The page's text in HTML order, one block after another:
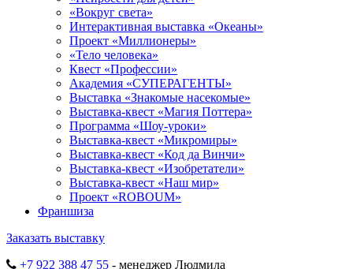
«Вокруг света»
Интерактивная выставка «Океаны»
Проект «Миллионеры»
«Тело человека»
Квест «Профессии»
Академия «СУПЕРАГЕНТЫ»
Выставка «Знакомые насекомые»
Выставка-квест «Магия Поттера»
Программа «Шоу-уроки»
Выставка-квест «Микромиры»
Выставка-квест «Код да Винчи»
Выставка-квест «Изобретатели»
Выставка-квест «Наш мир»
Проект «ROBOUM»
Франшиза
Заказать выставку
+7 922 388 47 55 - менеджер Людмила